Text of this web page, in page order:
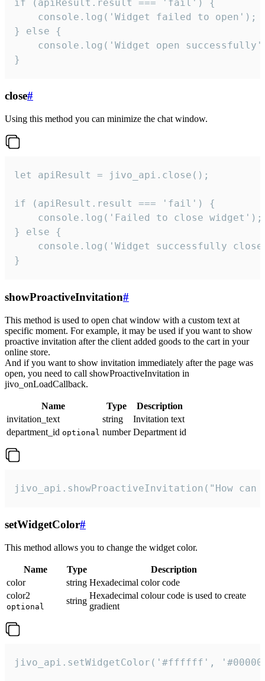
if (apiResult.result === 'fail') {
    console.log('Widget failed to open');
} else {
console.log('Widget open
}
close#
Using this method you can minimize the chat window.
let apiResult = jivo_api.close();
if (apiResult.result === 'fail') {
    console.log('Failed to close widget');
} else {
console.log('Widget successfully
}
showProactiveInvitation#
This method is used to open chat window with a custom text at
specific moment. For example, it may be used if you want to show
proactive invitation after the client added goods to the cart in your
online store.
And if you want to show invitation immediately after the page was
open, you need to call showProactiveInvitation in
jivo_onLoadCallback.
Name Type
Description
invitation_text
string
Invitation text
department_id optional number Department id
jivo_api.showProactiveInvitation("How
setWidgetColor#
This method allows you to change the widget color.
Name Type
Description
color
string Hexadecimal color code
color2
optional
string
Hexadecimal colour code is used to create
gradient
jivo_api.setWidgetColor('#ffffff',